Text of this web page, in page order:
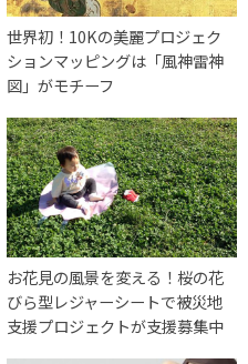
世界初！10Kの美麗プロジェク
ションマッピングは「風神雷神
図」がモチーフ
お花見の風景を変える！桜の花
びら型レジャーシートで被災地
支援プロジェクトが支援募集中